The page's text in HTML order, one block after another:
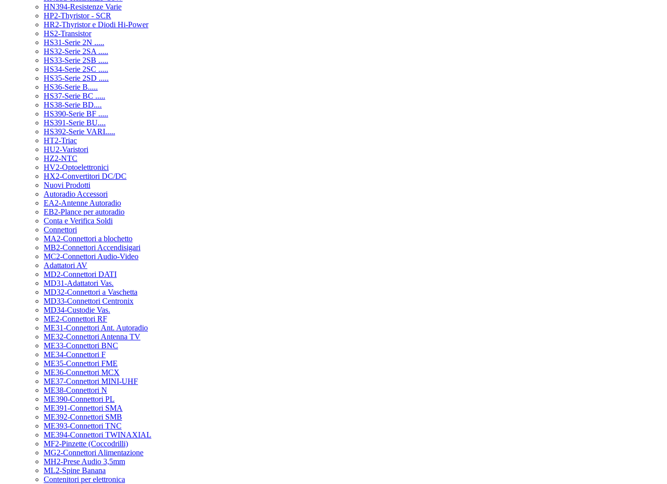
HN394-Resistenze Varie
HP2-Thyristor - SCR
HR2-Thyristor e Diodi Hi-Power
HS2-Transistor
HS31-Serie 2N .....
HS32-Serie 2SA .....
HS33-Serie 2SB .....
HS34-Serie 2SC .....
HS35-Serie 2SD .....
HS36-Serie B.....
HS37-Serie BC .....
HS38-Serie BD....
HS390-Serie BF .....
HS391-Serie BU....
HS392-Serie VARI.....
HT2-Triac
HU2-Varistori
HZ2-NTC
HV2-Optoelettronici
HX2-Convertitori DC/DC
Nuovi Prodotti
Autoradio Accessori
EA2-Antenne Autoradio
EB2-Plance per autoradio
Conta e Verifica Soldi
Connettori
MA2-Connettori a blochetto
MB2-Connettori Accendisigari
MC2-Connettori Audio-Video
Adattatori AV
MD2-Connettori DATI
MD31-Adattatori Vas.
MD32-Connettori a Vaschetta
MD33-Connettori Centronix
MD34-Custodie Vas.
ME2-Connettori RF
ME31-Connettori Ant. Autoradio
ME32-Connettori Antenna TV
ME33-Connettori BNC
ME34-Connettori F
ME35-Connettori FME
ME36-Connettori MCX
ME37-Connettori MINI-UHF
ME38-Connettori N
ME390-Connettori PL
ME391-Connettori SMA
ME392-Connettori SMB
ME393-Connettori TNC
ME394-Connettori TWINAXIAL
MF2-Pinzette (Coccodrilli)
MG2-Connettori Alimentazione
MH2-Prese Audio 3,5mm
ML2-Spine Banana
Contenitori per elettronica